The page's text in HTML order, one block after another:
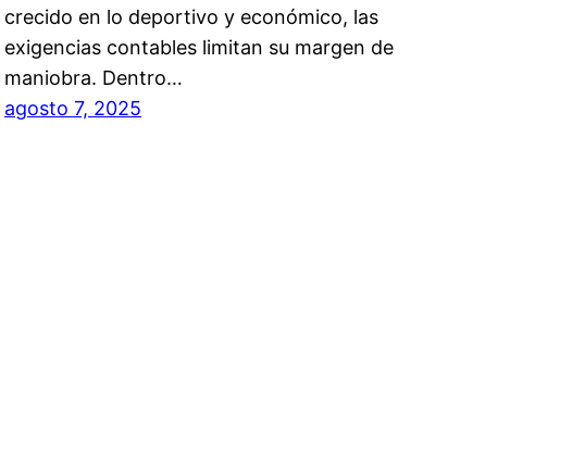
crecido en lo deportivo y económico, las
exigencias contables limitan su margen de
maniobra. Dentro…
agosto 7, 2025